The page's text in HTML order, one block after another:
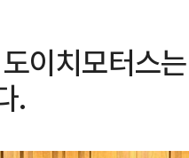
이치모터스
.